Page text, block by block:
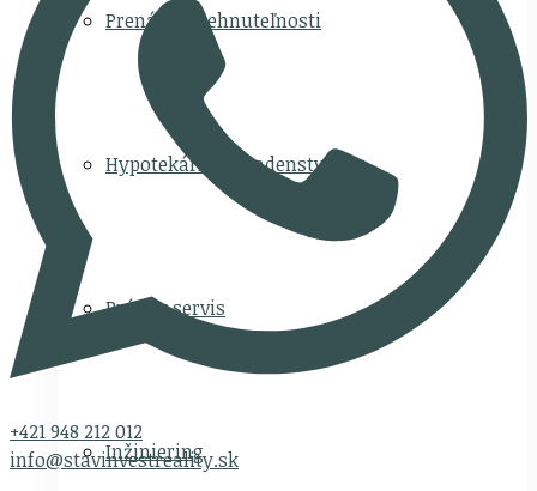
Prenájom nehnuteľnosti
Hypotekárne poradenstvo
Právny servis
Inžiniering
+421 948 212 012
info@stavinvestreality.sk